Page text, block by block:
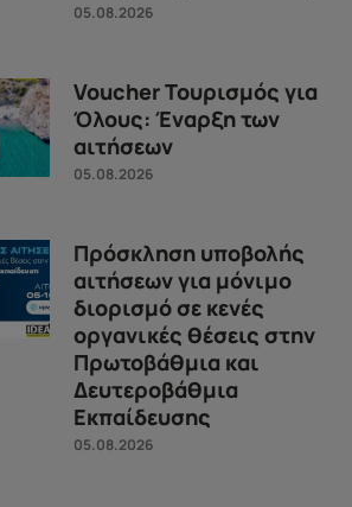
05.08.2026
Voucher Τουρισμός για
Όλους: Έναρξη των
αιτήσεων
05.08.2026
Πρόσκληση υποβολής
αιτήσεων για μόνιμο
διορισμό σε κενές
οργανικές θέσεις στην
Πρωτοβάθμια και
Δευτεροβάθμια
Εκπαίδευσης
05.08.2026